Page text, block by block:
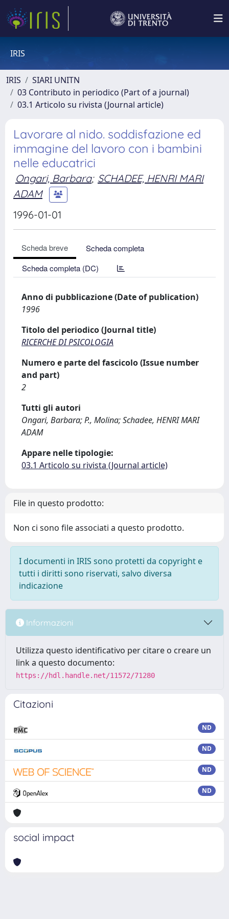
IRIS
IRIS
SIARI UNITN
03 Contributo in periodico (Part of a journal)
03.1 Articolo su rivista (Journal article)
Lavorare al nido. soddisfazione ed
immagine del lavoro con i bambini
nelle educatrici
Ongari, Barbara; SCHADEE, HENRI MARI
ADAM
1996-01-01
Scheda breve
Scheda completa
Scheda completa (DC)
Anno di pubblicazione (Date of publication)
1996
Titolo del periodico (Journal title)
RICERCHE DI PSICOLOGIA
Numero e parte del fascicolo (Issue number
and part)
2
Tutti gli autori
Ongari, Barbara; P., Molina; Schadee, HENRI MARI
ADAM
Appare nelle tipologie:
03.1 Articolo su rivista (Journal article)
File in questo prodotto:
Non ci sono file associati a questo prodotto.
I documenti in IRIS sono protetti da copyright e
tutti i diritti sono riservati, salvo diversa
indicazione
Informazioni
Utilizza questo identificativo per citare o creare un
link a questo documento:
https://hdl.handle.net/11572/71280
Citazioni
ND
ND
ND
ND
social impact